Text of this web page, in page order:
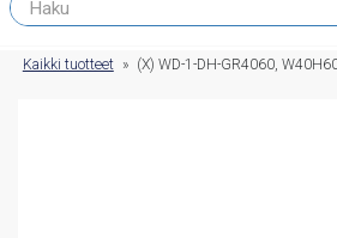
Kaikki tuotteet » (X) WD-1-DH-GR4060,